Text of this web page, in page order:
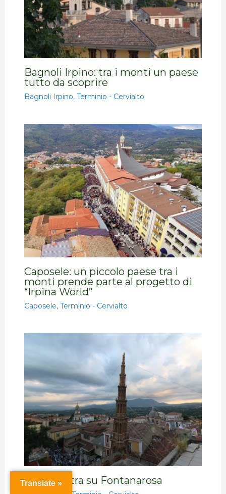
Bagnoli Irpino: tra i monti un paese
tutto da scoprire
Bagnoli Irpino,Terminio - Cervialto
Caposele: un piccolo paese tra i
monti prende parte al progetto di
“Irpina World”
Caposele,Terminio - Cervialto
Una finestra su Fontanarosa
Translate »